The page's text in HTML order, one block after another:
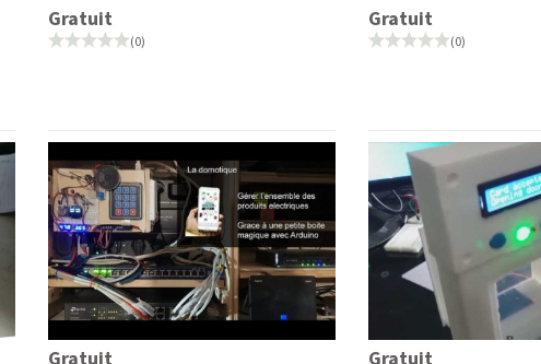
Gratuit
(0)
Gratuit
(0)
Gratuit Gratuit